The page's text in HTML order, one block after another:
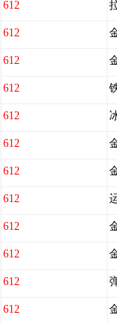
612
612
612
612
612
612
612
612
612
612
612
612